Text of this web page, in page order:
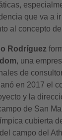
que va a
al concepto de
Rodríguez
Idom, una
de
en 2017 el
y la
de San
cubierta
campo del